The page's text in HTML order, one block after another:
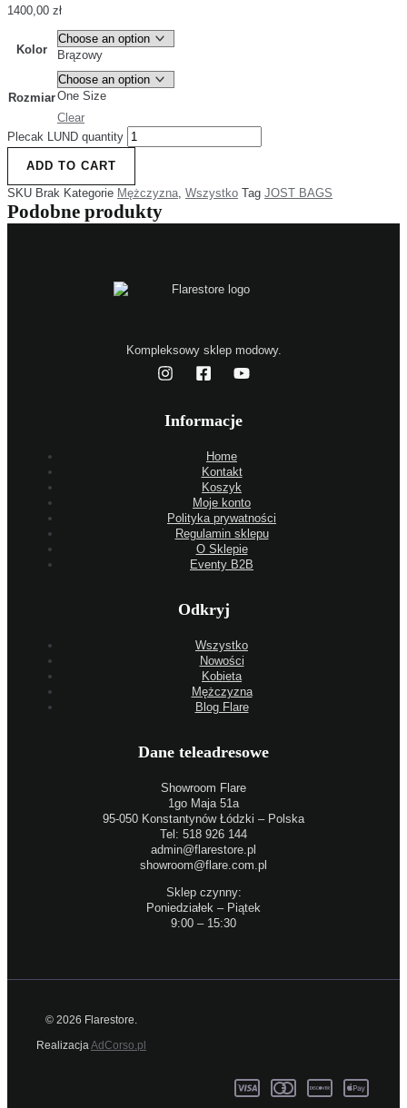
1400,00 zł
Kolor Brązowy
RozmiarOne Size
Clear
Plecak LUND quantity
ADD TO CART
SKU Brak Kategorie Mężczyzna, Wszystko Tag JOST BAGS
Podobne produkty
Kompleksowy sklep modowy.
Informacje
Home
Kontakt
Koszyk
Moje konto
Polityka prywatności
Regulamin sklepu
O Sklepie
Eventy B2B
Odkryj
Wszystko
Nowości
Kobieta
Mężczyzna
Blog Flare
Dane teleadresowe
Showroom Flare
1go Maja 51a
95-050 Konstantynów Łódzki – Polska
Tel: 518 926 144
admin@flarestore.pl
showroom@flare.com.pl
Sklep czynny:
Poniedziałek – Piątek
9:00 – 15:30
© 2026 Flarestore.
RealizacjaAdCorso.pl